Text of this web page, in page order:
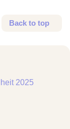
Back to top
2025